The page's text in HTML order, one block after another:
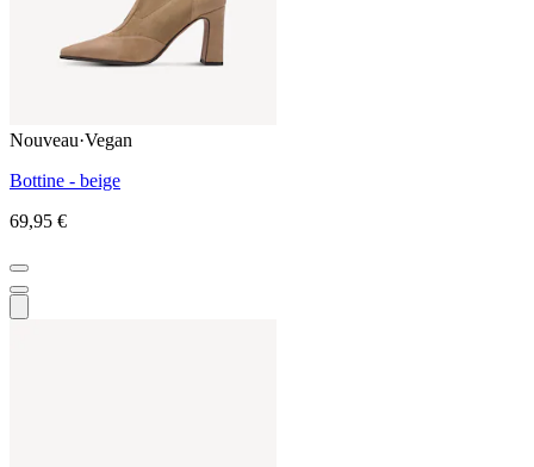
Nouveau·Vegan
Bottine - beige
69,95 €